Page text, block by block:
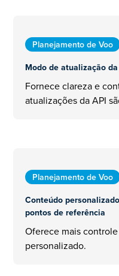
Planejamento de Voo
Modo de atualização
Fornece clareza e
atualizações da API
Planejamento de Voo
Conteúdo
pontos de referência
Oferece mais
personalizado.